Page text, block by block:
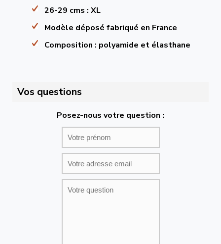
26-29 cms : XL
Modèle déposé fabriqué en France
Composition : polyamide et élasthane
Vos questions
Posez-nous votre question :